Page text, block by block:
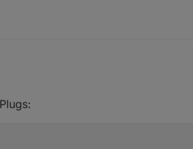
auf 1.2.1 erhalten haben, können jetzt